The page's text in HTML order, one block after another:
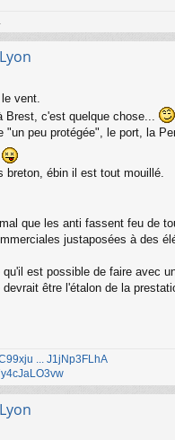
vent.
Brest, c'est quelque chose...
"un peu protégée", le port, la
breton, ébin il est tout mouillé.
que les anti fassent feu de
justaposées à des
est possible de faire avec
être l'étalon de la
... J1jNp3FLhA